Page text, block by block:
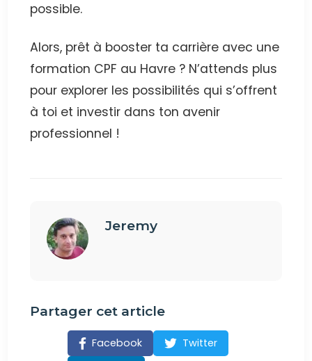
possible.
Alors, prêt à booster ta carrière avec une
formation CPF au Havre ? N’attends plus
pour explorer les possibilités qui s’offrent
à toi et investir dans ton avenir
professionnel !
Jeremy
Partager cet article
Facebook
Twitter